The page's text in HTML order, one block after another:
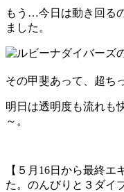
もう…今日は動き回る
ました。
その甲斐あって、超ち
明日は透明度も流れも
～。
【５月16日から最終
た。のんびりと３ダイ